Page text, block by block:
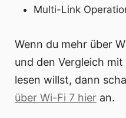
Multi-Link
Wenn du mehr über
und den Vergleich
lesen willst, dann
über Wi-Fi 7 hier an.